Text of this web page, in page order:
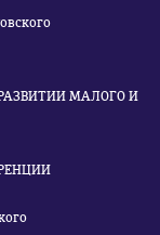
МАЛОГО И